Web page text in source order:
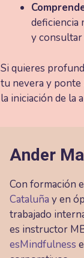
deficiencia
y
Si quieres
tu nevera y ponte
la iniciación de la
Ander
Con formación
Cataluña y en
trabajado
es instructor
esMindfulness